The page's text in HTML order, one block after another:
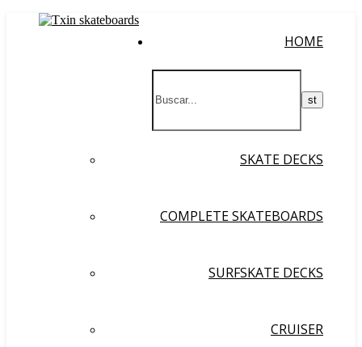
HOME
SKATE DECKS
COMPLETE SKATEBOARDS
SURFSKATE DECKS
CRUISER